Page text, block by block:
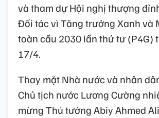
và tham dự Hội nghị thượng
Đối tác vì Tăng trưởng Xanh và
toàn cầu 2030 lần thứ tư (P4G)
17/4.
Thay mặt Nhà nước và nhân
Chủ tịch nước Lương Cường
mừng Thủ tướng Abiy Ahmed